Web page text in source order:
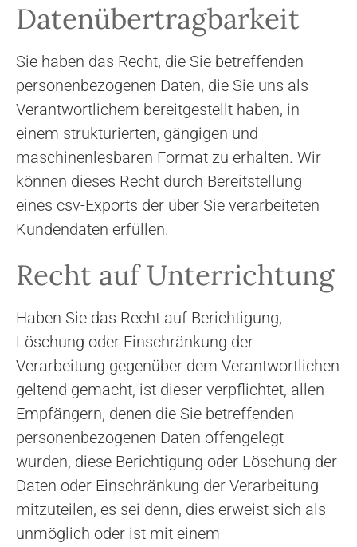
Datenübertragbarkeit
Sie haben das Recht, die Sie betreffenden
personenbezogenen Daten, die Sie uns als
Verantwortlichem bereitgestellt haben, in
einem strukturierten, gängigen und
maschinenlesbaren Format zu erhalten. Wir
können dieses Recht durch Bereitstellung
eines csv-Exports der über Sie verarbeiteten
Kundendaten erfüllen.
Recht auf Unterrichtung
Haben Sie das Recht auf Berichtigung,
Löschung oder Einschränkung der
Verarbeitung gegenüber dem Verantwortlichen
geltend gemacht, ist dieser verpflichtet, allen
Empfängern, denen die Sie betreffenden
personenbezogenen Daten offengelegt
wurden, diese Berichtigung oder Löschung der
Daten oder Einschränkung der Verarbeitung
mitzuteilen, es sei denn, dies erweist sich als
unmöglich oder ist mit einem